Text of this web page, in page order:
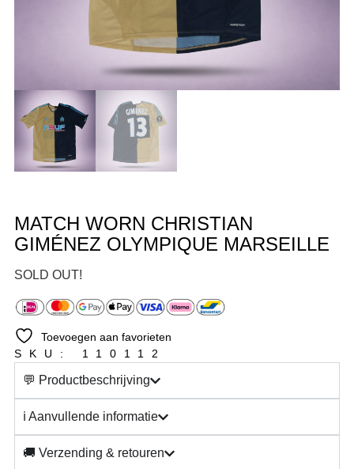
MATCH WORN CHRISTIAN
GIMÉNEZ OLYMPIQUE MARSEILLE
SOLD OUT!
Toevoegen aan favorieten
SKU: 110112
💬 Productbeschrijving
ℹ️ Aanvullende informatie
🚚 Verzending & retouren